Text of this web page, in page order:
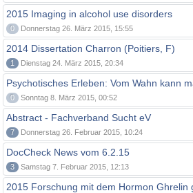
2015 Imaging in alcohol use disorders
0 Donnerstag 26. März 2015, 15:55
2014 Dissertation Charron (Poitiers, F)
1 Dienstag 24. März 2015, 20:34
Psychotisches Erleben: Vom Wahn kann
0 Sonntag 8. März 2015, 00:52
Abstract - Fachverband Sucht eV
7 Donnerstag 26. Februar 2015, 10:24
DocCheck News vom 6.2.15
3 Samstag 7. Februar 2015, 12:13
2015 Forschung mit dem Hormon Ghrelin